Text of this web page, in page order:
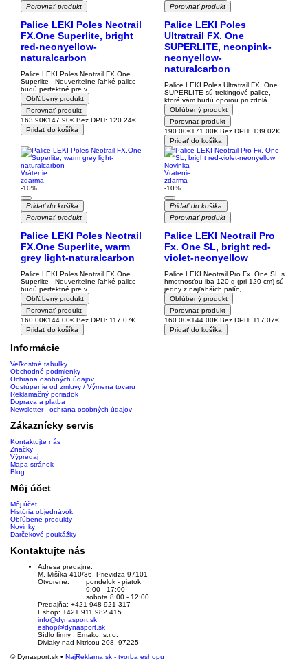
Porovnať produkt
Palice LEKI Poles Neotrail
FX.One Superlite, bright
red-neonyellow-
naturalcarbon
Palice LEKI Poles Neotrail FX.One
Superlite - Neuveriteľne ľahké palice -
budú perfektné pre v..
Obľúbený produkt
Porovnať produkt
163.90€147.90€ Bez DPH: 120.24€
Pridať do košíka
Porovnať produkt
Palice LEKI Poles
Ultratrail FX. One
SUPERLITE, neonpink-
neonyellow-
naturalcarbon
Palice LEKI Poles Ultratrail FX. One
SUPERLITE sú trekingové palice,
ktoré vám budú oporou pri zdolá..
Obľúbený produkt
Porovnať produkt
190.00€171.00€ Bez DPH: 139.02€
Pridať do košíka
Vrátenie
zdarma
-10%
Pridať do košíka
Porovnať produkt
Palice LEKI Poles Neotrail
FX.One Superlite, warm
grey light-naturalcarbon
Palice LEKI Poles Neotrail FX.One
Superlite - Neuveriteľne ľahké palice -
budú perfektné pre v..
Obľúbený produkt
Porovnať produkt
160.00€144.00€ Bez DPH: 117.07€
Pridať do košíka
Novinka
Vrátenie
zdarma
-10%
Pridať do košíka
Porovnať produkt
Palice LEKI Neotrail Pro
Fx. One SL, bright red-
violet-neonyellow
Palice LEKI Neotrail Pro Fx. One SL s
hmotnosťou iba 120 g (pri 120 cm) sú
jedny z najľahších palíc,..
Obľúbený produkt
Porovnať produkt
160.00€144.00€ Bez DPH: 117.07€
Pridať do košíka
Informácie
Veľkostné tabuľky
Obchodné podmienky
Ochrana osobných údajov
Odstúpenie od zmluvy / Výmena tovaru
Reklamačný poriadok
Doprava a platba
Newsletter - ochrana osobných údajov
Zákaznícky servis
Kontaktujte nás
Značky
Výpredaj
Mapa stránok
Blog
Môj účet
Môj účet
História objednávok
Obľúbené produkty
Novinky
Darčekové poukážky
Kontaktujte nás
Adresa predajne:
M. Mišíka 410/36, Prievidza 97101
Otvorené:
pondelok - piatok
9:00 - 17:00
sobota 8:00 - 12:00
Predajňa: +421 948 921 317
Eshop: +421 911 982 415
info@dynasport.sk
eshop@dynasport.sk
Sídlo firmy : Emako, s.r.o.
Diviaky nad Nitricou 208, 97225
© Dynasport.sk • NajReklama.sk - tvorba eshopu